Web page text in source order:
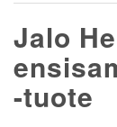
Jalo
-tuote